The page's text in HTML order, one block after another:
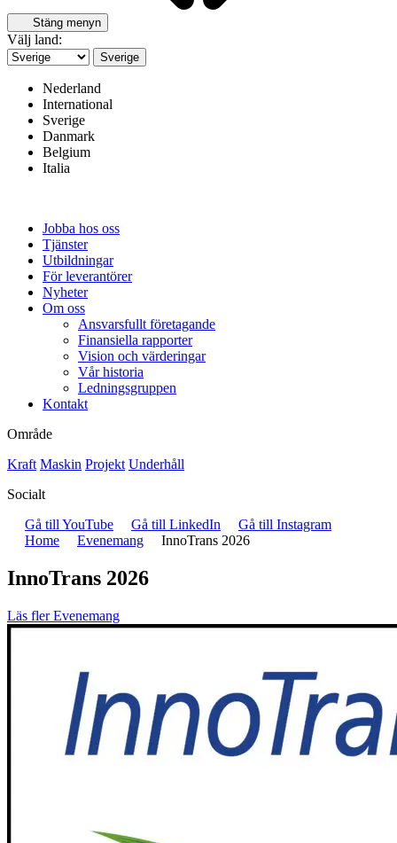
Stäng menyn
Välj land:
Sverige
Nederland
International
Sverige
Danmark
Belgium
Italia
Jobba hos oss
Tjänster
Utbildningar
För leverantörer
Nyheter
Om oss
Ansvarsfullt företagande
Finansiella rapporter
Vision och värderingar
Vår historia
Ledningsgruppen
Kontakt
Område
Kraft Maskin Projekt Underhåll
Socialt
Gå till YouTube
Gå till LinkedIn
Gå till Instagram
Home
Evenemang InnoTrans 2026
InnoTrans 2026
Läs fler Evenemang